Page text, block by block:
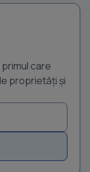
care
proprietăți și